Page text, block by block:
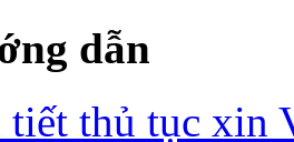
dẫn
tiết thủ tục xin